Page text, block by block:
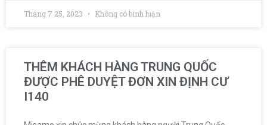
Tháng 7 25, 2023 Không có bình luận
THÊM KHÁCH HÀNG TRUNG QUỐC
ĐƯỢC PHÊ DUYỆT ĐƠN XIN ĐỊNH CƯ
I140